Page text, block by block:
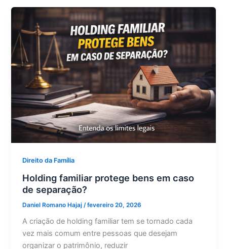
Direito da Família
Holding familiar protege bens em caso
de separação?
Daniel Romano Hajaj /fevereiro 20, 2026
A criação de holding familiar tem se tornado cada
vez mais comum entre pessoas que desejam
organizar o patrimônio, reduzir